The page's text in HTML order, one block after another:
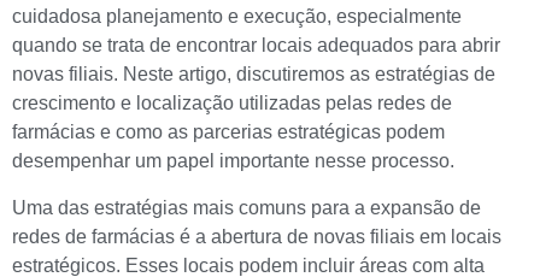
cuidadosa planejamento e execução, especialmente
quando se trata de encontrar locais adequados para abrir
novas filiais. Neste artigo, discutiremos as estratégias de
crescimento e localização utilizadas pelas redes de
farmácias e como as parcerias estratégicas podem
desempenhar um papel importante nesse processo.
Uma das estratégias mais comuns para a expansão de
redes de farmácias é a abertura de novas filiais em locais
estratégicos. Esses locais podem incluir áreas com alta